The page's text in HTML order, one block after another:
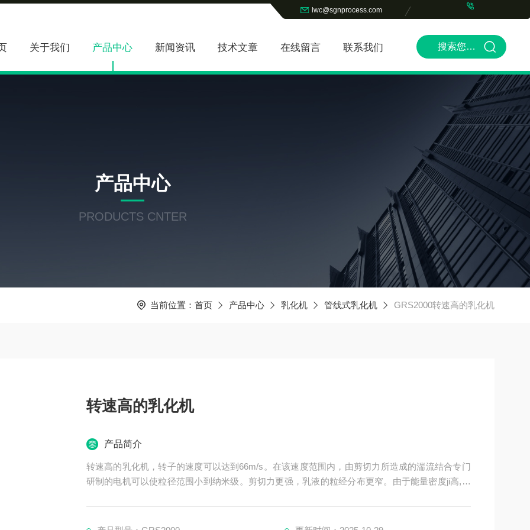
lwc@sgnprocess.com
关于我们 产品中心 新闻资讯 技术文章 在线留言 联系我们
产品中心
PRODUCTS CNTER
当前位置： 首页 产品中心 乳化机 管线式乳化机 GRS2000转速高的乳化机
转速高的乳化机
产品简介
转速高的乳化机，转子的速度可以达到66m/s。在该速度范围内，由剪切力所造成的湍流结合专门
研制的电机可以使粒径范围小到纳米级。剪切力更强，乳液的粒经分布更窄。由于能量密度ji高,无